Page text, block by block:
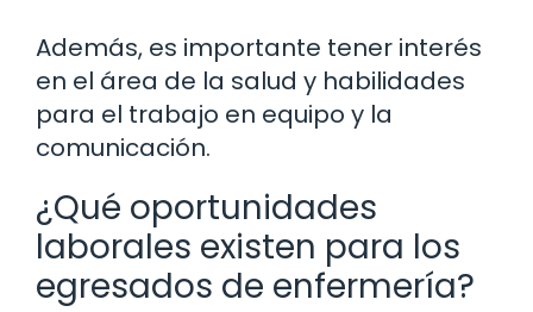
Además, es importante tener interés
en el área de la salud y habilidades
para el trabajo en equipo y la
comunicación.
¿Qué oportunidades
laborales existen para los
egresados de enfermería?